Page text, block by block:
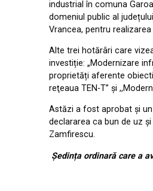
industrial în comuna
domeniul public al
Vrancea, pentru
Alte trei hotărâri care
investiție: „Modernizare
proprietăți aferente
reţeaua TEN-T” și
Astăzi a fost aprobat și
declararea ca bun de uz
Zamfirescu.
Ședința ordinară care a